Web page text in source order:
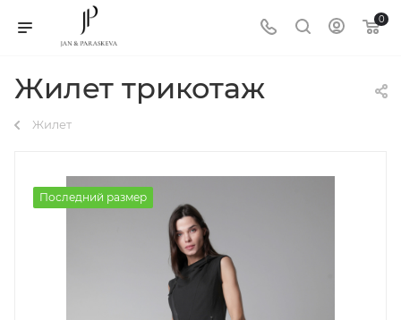
0
Жилет трикотаж
Жилет
Последний размер